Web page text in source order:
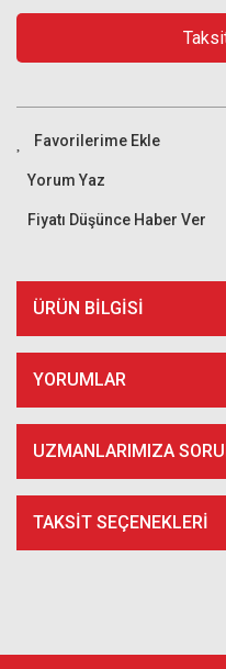
Yorum Yaz
Fiyatı Düşünce Haber Ver
ÜRÜN BILGISI
YORUMLAR
UZMANLARIMIZA
TAKSIT SEÇENEKLERI